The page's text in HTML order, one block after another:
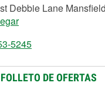
Debbie Lane
5245
FOLLETO DE OFERTAS